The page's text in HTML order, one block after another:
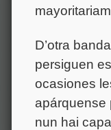
D’otra
persiguen
ocasiones
nun hai